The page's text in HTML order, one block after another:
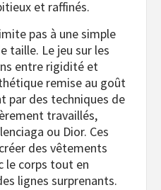
et raffinés.
pas à une simple
taille. Le jeu sur les
entre rigidité et
remise au goût
par des techniques de
travaillés,
ou Dior. Ces
des vêtements
le corps tout en
lignes surprenants.